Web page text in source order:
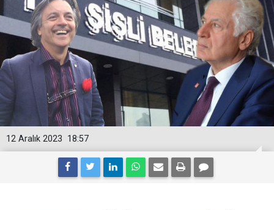
18:57
12 Aralık 2023